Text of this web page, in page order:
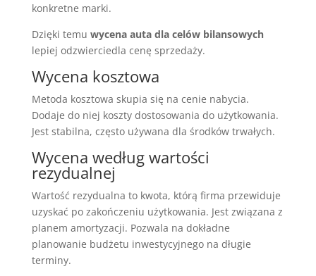
konkretne marki.
Dzięki temu wycena auta dla celów bilansowych
lepiej odzwierciedla cenę sprzedaży.
Wycena kosztowa
Metoda kosztowa skupia się na cenie nabycia.
Dodaje do niej koszty dostosowania do użytkowania.
Jest stabilna, często używana dla środków trwałych.
Wycena według wartości
rezydualnej
Wartość rezydualna to kwota, którą firma przewiduje
uzyskać po zakończeniu użytkowania. Jest związana z
planem amortyzacji. Pozwala na dokładne
planowanie budżetu inwestycyjnego na długie
terminy.